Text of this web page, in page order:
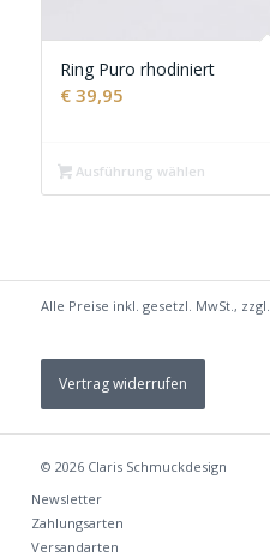
Ring Puro rhodiniert
€39,95
Ausführung wählen
Alle Preise inkl. gesetzl. MwSt., zzgl.
Vertrag widerrufen
© 2026 Claris Schmuckdesign
Newsletter
Zahlungsarten
Versandarten